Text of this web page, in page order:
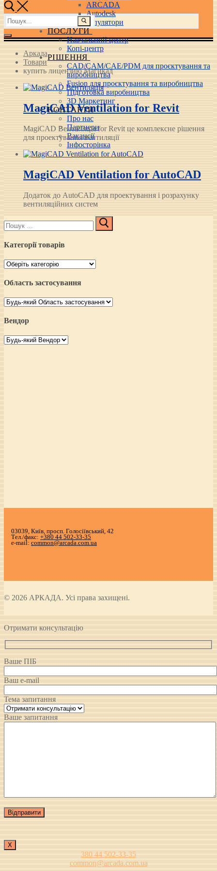
ARCADA
Autodesk
3D маніпулятори
ПОСЛУГИ
Навчальний центр
Копі-центр
РІШЕННЯ
CAD/CAM/CAE/PDM для проєктування та
виробництва
Fusion для проєктування та виробництва
Підготовка виробництва
3D Маркетинг
КОНТАКТИ
Про нас
Партнери
Вакансії
Інфосторінка
Пошук:
Аркада
Товари
купить лицензию Магикад
MagiCAD Ventilation for Revit
MagiCAD Вентиляція for Revit це комплексне рішення
для проектування вентиляції
MagiCAD Ventilation for AutoCAD
Додаток до AutoCAD для проектування і розрахунку
вентиляційних систем
Пошук:
Категорії товарів
Область застосування
Вендор
03039, Київ, просп. Голосіївський, 42
Тел./факс: +380 44 502-33-35
e-mail: common@arcada.com.ua
© 2026 АРКАДА. Усі права захищені.
Отримати консультацію
Ваше ПІБ
Ваш e-mail
Тема запитання
Ваше запитання
Х
380 44 502-33-35
common@arcada.com.ua